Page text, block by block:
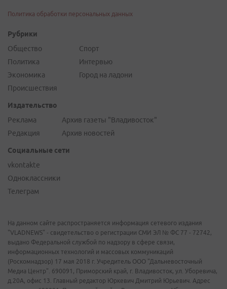
Политика обработки персональных данных
Рубрики
Общество
Политика
Экономика
Происшествия
Спорт
Интервью
Город на ладони
Издательство
Реклама
Редакция
Архив газеты "Владивосток"
Архив новостей
Социальные сети
vkontakte
Одноклассники
Телеграм
На данном сайте распространяется информация сетевого издания
"VLADNEWS" - свидетельство о регистрации СМИ ЭЛ № ФС 77 - 72742,
выдано Федеральной службой по надзору в сфере связи,
информационных технологий и массовых коммуникаций
(Роскомнадзор) 17 мая 2018 г. Учредитель ООО "Дальневосточный
Медиа Центр". 690091, Приморский край, г. Владивосток, ул. Уборевича,
д.20А, офис 13. Главный редактор Юркевич Дмитрий Юрьевич. Адрес